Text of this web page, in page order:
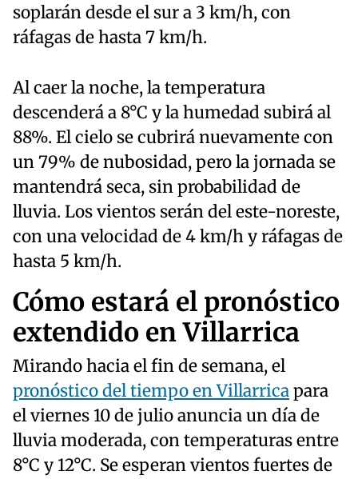
soplarán desde el sur a 3 km/h, con
ráfagas de hasta 7 km/h.
Al caer la noche, la temperatura
descenderá a 8°C y la humedad subirá al
88%. El cielo se cubrirá nuevamente con
un 79% de nubosidad, pero la jornada se
mantendrá seca, sin probabilidad de
lluvia. Los vientos serán del este-noreste,
con una velocidad de 4 km/h y ráfagas de
hasta 5 km/h.
Cómo estará el pronóstico
extendido en Villarrica
Mirando hacia el fin de semana, el
pronóstico del tiempo en Villarricapara
el viernes 10 de julio anuncia un día de
lluvia moderada, con temperaturas entre
8°C y 12°C. Se esperan vientos fuertes de